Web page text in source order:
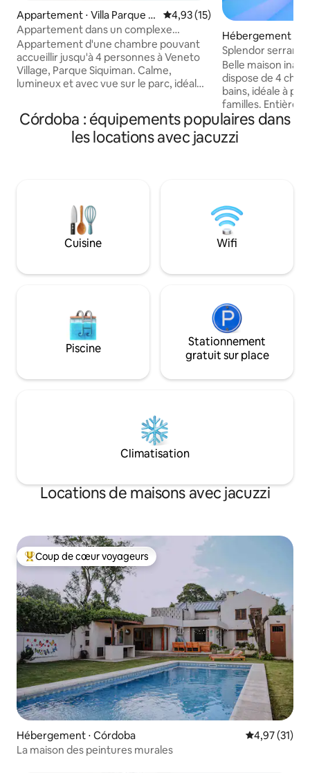
Appartement ⋅ Villa Parque Sí
quiman
Évaluation moyenne sur la
4,93 (15)
Appartement dans un complexe
hôtelier avec piscine chauffée
Appartement d'une chambre pouvant
accueillir jusqu'à 4 personnes à Veneto
Village, Parque Siquiman. Calme,
lumineux et avec vue sur le parc, idéal
double et canapé-lit dans le salon.
Cuisine entièrement équipée avec
cafetière, mixeur, bouilloire électrique,
cuisine et four. Le complexe propose
avec barbecues, des terrains de sport,
une salle de sport avec vue sur le lac, un
restaurant, une supérette et des
espaces pour enfants.
Hébergement ⋅
Splendor
montagnes
Belle maison
dispose de 4
bains, idéale à
familles.
équipée avec
barbecue et four
pour trois
de tennis, au
la salle de jeux, à
sauna. Profitez
sur le lac et les
Córdoba : équipements populaires dans
les locations avec jacuzzi
Cuisine Wifi
Piscine
Stationnement
gratuit sur place
Climatisation
Locations de maisons avec jacuzzi
Coups de cœur voyageurs les plus appréciés
Coup de cœur voyageurs
Hébergement ⋅ Córdoba Évaluation
4,97 (31)
La maison des peintures murales